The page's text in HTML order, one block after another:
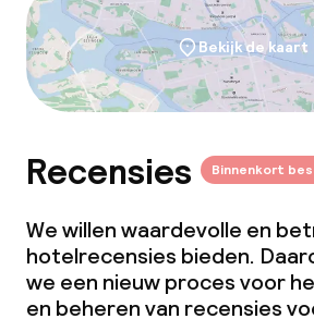
Bekijk de kaart
Recensies Binnenkort
We willen waardevolle en
hotelrecensies bieden.
we een nieuw proces voor
en beheren van recensies